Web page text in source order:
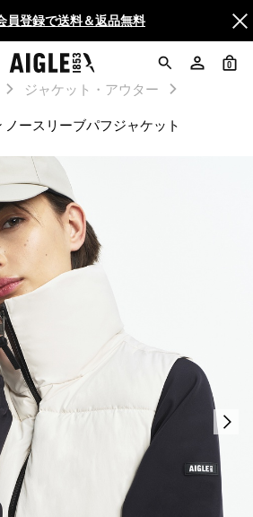
員登録で送料＆返品無料
イントサービス終了のお知らせ
ントサービス終了のお知らせ
0
ジャケット・アウター
ースリーブパフジャケット